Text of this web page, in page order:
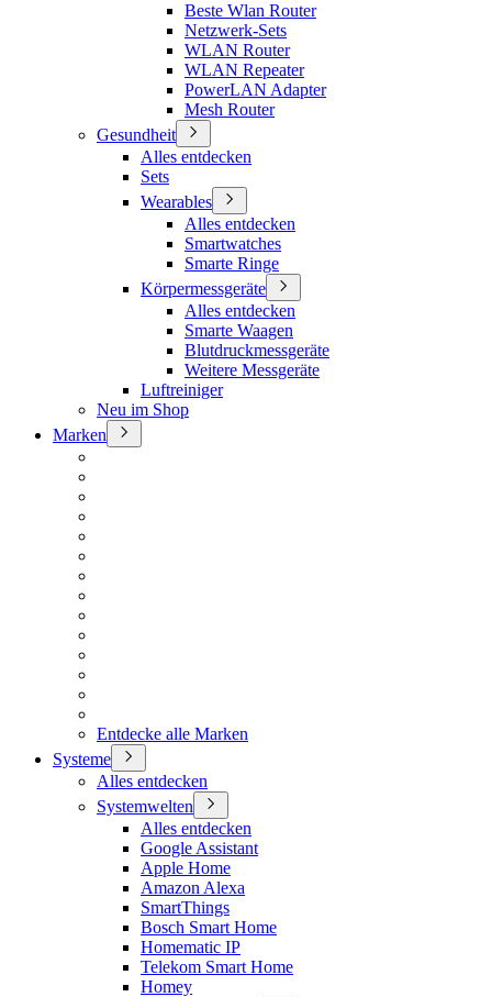
Beste Wlan Router
Netzwerk-Sets
WLAN Router
WLAN Repeater
PowerLAN Adapter
Mesh Router
Gesundheit
Alles entdecken
Sets
Wearables
Alles entdecken
Smartwatches
Smarte Ringe
Körpermessgeräte
Alles entdecken
Smarte Waagen
Blutdruckmessgeräte
Weitere Messgeräte
Luftreiniger
Neu im Shop
Marken
Entdecke alle Marken
Systeme
Alles entdecken
Systemwelten
Alles entdecken
Google Assistant
Apple Home
Amazon Alexa
SmartThings
Bosch Smart Home
Homematic IP
Telekom Smart Home
Homey